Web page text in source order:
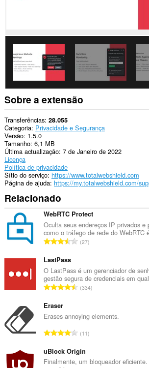
podem
utilizar
recursos
como
cookies,
JavaScript
e
plug-
ins.
This
extension
can
create
rich
notifications
and
display
them
to
in
system
Esta
extensão
pode
as
configurações
relacionadas
com
privacidade.
extensão
pode
Sobre a extensão
Transferências 28.055
Categoria Privacidade e Segurança
Versão 1.5.0
Tamanho 6,1 MB
Última actualização 7 de Janeiro de 2022
Licença
Política de privacidade
Sítio do serviço https://www.totalwebshield.com
Página de ajuda https://my.totalwebshield.com/
Relacionado
WebRTC Protect
Oculta seus endereços IP privados e
como o tráfego de rede do WebRTC
N
e
r
o
t
a
d
e
27
LastPass
O LastPass é um gerenciador de
gestão segura de credenciais em
N
e
o
o
334
Eraser
Erases annoying elements.
N
m
e
11
uBlock Origin
Finalmente, um bloqueador